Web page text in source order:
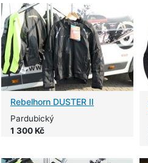
Rebelhorn DUSTER II
Pardubický
1 300 Kč